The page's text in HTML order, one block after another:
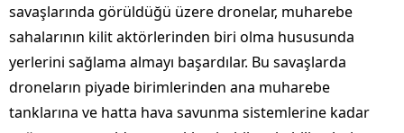
savaşlarında görüldüğü üzere dronelar, muharebe
sahalarının kilit aktörlerinden biri olma hususunda
yerlerini sağlama almayı başardılar. Bu savaşlarda
droneların piyade birimlerinden ana muharebe
tanklarına ve hatta hava savunma sistemlerine kadar